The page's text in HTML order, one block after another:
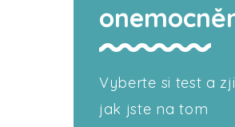
Vyberte si test a
jak jste na tom